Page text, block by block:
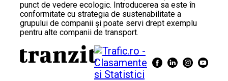
punct de vedere ecologic. Introducerea sa este în
conformitate cu strategia de sustenabilitate a
grupului de companii și poate servi drept exemplu
pentru alte companii de transport.